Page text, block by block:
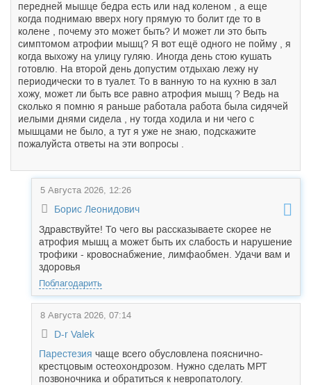
передней мышце бедра есть или над коленом , а еще
когда поднимаю вверх ногу прямую то болит где то в
колене , почему это может быть? И может ли это быть
симптомом атрофии мышц? Я вот ещё одного не пойму , я
когда выхожу на улицу гуляю. Иногда день стою кушать
готовлю. На второй день допустим отдыхаю лежу ну
периодически то в туалет. То в ванную то на кухню в зал
хожу, может ли быть все равно атрофия мышц ? Ведь на
сколько я помню я раньше работала работа была сидячей
иелыми днями сидела , ну тогда ходила и ни чего с
мышцами не было, а тут я уже не знаю, подскажите
пожалуйста ответы на эти вопросы .
5 Августа 2026, 12:26
Борис Леонидович
Здравствуйте! То чего вы рассказываете скорее не
атрофия мышц а может быть их слабость и нарушение
трофики - кровоснабжение, лимфаобмен. Удачи вам и
здоровья
Поблагодарить
8 Августа 2026, 07:14
D-r Valek
Парестезия чаще всего обусловлена пояснично-
крестцовым остеохондрозом. Нужно сделать МРТ
позвоночника и обратиться к невропатологу.